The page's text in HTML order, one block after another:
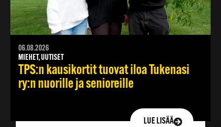
06.08.2026
MIEHET, UUTISET
TPS:n kausikortit tuovat iloa Tukenasi
ry:n nuorille ja senioreille
LUE LISÄÄ